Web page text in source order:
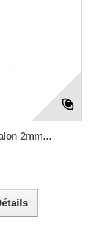
2mm...